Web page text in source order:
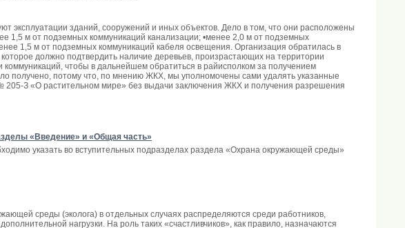
эксплуатации зданий, сооружений и иных объектов. Дело в том, что они расположены
1,5 м от подземных коммуникаций канализации; •менее 2,0 м от подземных
1,5 м от подземных коммуникаций кабеля освещения. Организация обратилась в
должно подтвердить наличие деревьев, произрастающих на территории
чтобы в дальнейшем обратиться в райисполком за получением
получено, потому что, по мнению ЖКХ, мы уполномочены сами удалять указанные
205-З «О растительном мире» без выдачи заключения ЖКХ и получения разрешения
«Введение» и «Общая часть»
указать во вступительных подразделах раздела «Охрана окружающей среды»
среды (эколога) в отдельных случаях распределяются среди работников,
нагрузки. На роль таких «счастливчиков», как правило, назначаются